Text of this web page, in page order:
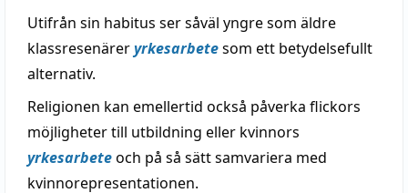
Utifrån sin habitus ser såväl yngre som äldre
klassresenäreryrkesarbetesom ett betydelsefullt
alternativ.
Religionen kan emellertid också påverka flickors
möjligheter till utbildning eller kvinnors
yrkesarbeteoch på så sätt samvariera med
kvinnorepresentationen.